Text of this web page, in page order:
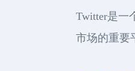
Twitter是一
市场的重